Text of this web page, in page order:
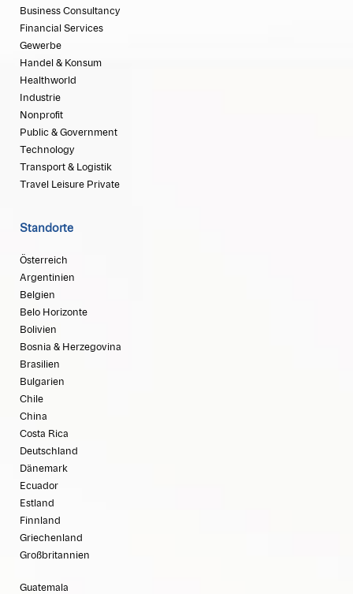
Business Consultancy
Financial Services
Gewerbe
Handel & Konsum
Healthworld
Industrie
Nonprofit
Public & Government
Technology
Transport & Logistik
Travel Leisure Private
Standorte
Österreich
Argentinien
Belgien
Belo Horizonte
Bolivien
Bosnia & Herzegovina
Brasilien
Bulgarien
Chile
China
Costa Rica
Deutschland
Dänemark
Ecuador
Estland
Finnland
Griechenland
Großbritannien
Guatemala